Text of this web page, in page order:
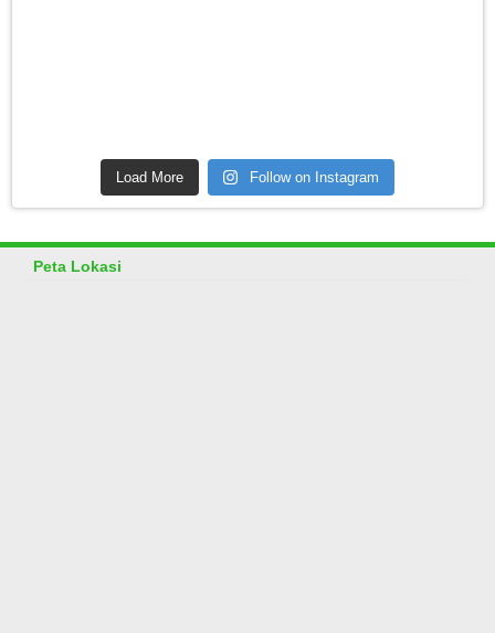
Load More Follow on Instagram
Peta Lokasi